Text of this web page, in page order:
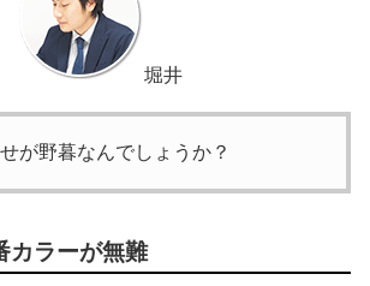
堀井
が野暮なんでしょうか？
カラーが無難